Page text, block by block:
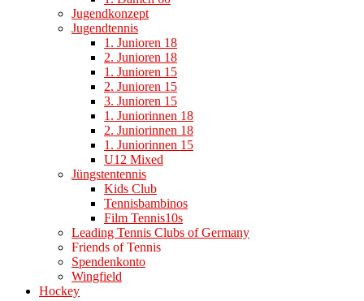
Jugendkonzept
Jugendtennis
1. Junioren 18
2. Junioren 18
1. Junioren 15
2. Junioren 15
3. Junioren 15
1. Juniorinnen 18
2. Juniorinnen 18
1. Juniorinnen 15
U12 Mixed
Jüngstentennis
Kids Club
Tennisbambinos
Film Tennis10s
Leading Tennis Clubs of Germany
Friends of Tennis
Spendenkonto
Wingfield
Hockey